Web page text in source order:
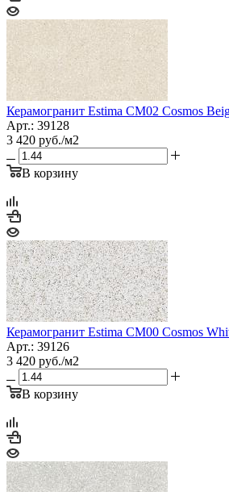
Керамогранит Estima CM02 Cosmos
Арт.: 39128
3 420 руб./м2
В корзину
Керамогранит Estima CM00 Cosmos
Арт.: 39126
3 420 руб./м2
В корзину